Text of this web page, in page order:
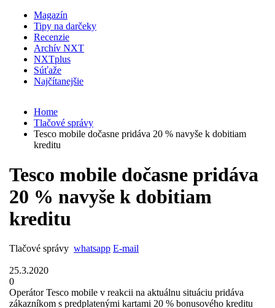
Magazín
Tipy na darčeky
Recenzie
Archív NXT
NXTplus
Súťaže
Najčítanejšie
Home
Tlačové správy
Tesco mobile dočasne pridáva 20 % navyše k dobitiam
kreditu
Tesco mobile dočasne pridáva
20 % navyše k dobitiam
kreditu
Tlačové správy whatsapp E-mail
25.3.2020
0
Operátor Tesco mobile v reakcii na aktuálnu situáciu pridáva
zákazníkom s predplatenými kartami 20 % bonusového kreditu